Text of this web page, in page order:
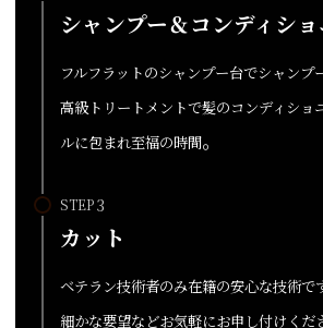
シャンプー＆コンディシ
フルフラットのシャンプー台でシャンプ
高級トリートメントで髪のコンディショ
ルに包まれ至福の時間。
STEP
カット
ベテラン技術者のみ在籍の安心な技術で
細かな要望などお気軽にお申し付けくだ